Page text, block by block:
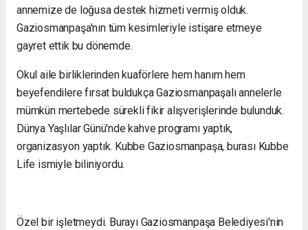
annemize de loğusa destek hizmeti vermiş olduk.
Gaziosmanpaşa'nın tüm kesimleriyle istişare etmeye
gayret ettik bu dönemde.
Okul aile birliklerinden kuaförlere hem hanım hem
beyefendilere fırsat buldukça Gaziosmanpaşalı annelerle
mümkün mertebede sürekli fikir alışverişlerinde bulunduk.
Dünya Yaşlılar Günü'nde kahve programı yaptık,
organizasyon yaptık. Kubbe Gaziosmanpaşa, burası Kubbe
Life ismiyle biliniyordu.
Özel bir işletmeydi. Burayı Gaziosmanpaşa Belediyesi'nin